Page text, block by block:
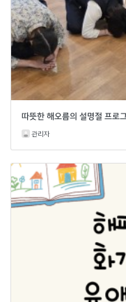
따뜻한 해오름의 설명절 프로
관리자